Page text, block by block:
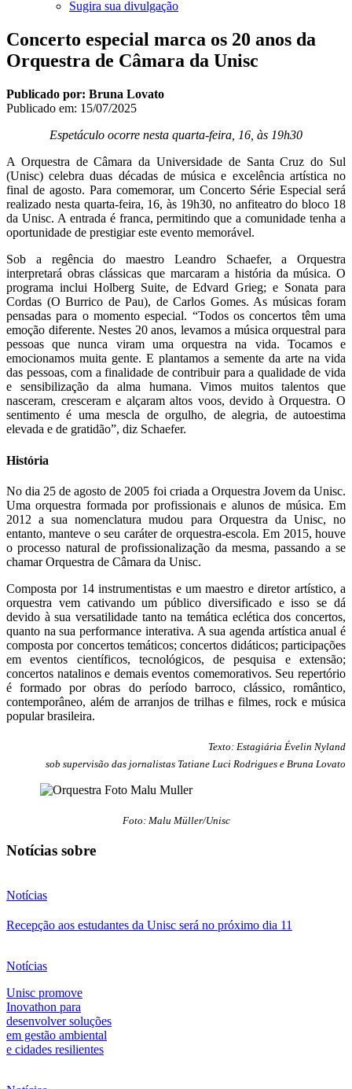
Sugira sua divulgação
Concerto especial marca os 20 anos da
Orquestra de Câmara da Unisc
Publicado por: Bruna Lovato
Publicado em: 15/07/2025
Espetáculo ocorre nesta quarta-feira, 16, às 19h30
A Orquestra de Câmara da Universidade de Santa Cruz do Sul
(Unisc) celebra duas décadas de música e excelência artística no
final de agosto. Para comemorar, um Concerto Série Especial será
realizado nesta quarta-feira, 16, às 19h30, no anfiteatro do bloco 18
da Unisc. A entrada é franca, permitindo que a comunidade tenha a
oportunidade de prestigiar este evento memorável.
Sob a regência do maestro Leandro Schaefer, a Orquestra
interpretará obras clássicas que marcaram a história da música. O
programa inclui Holberg Suite, de Edvard Grieg; e Sonata para
Cordas (O Burrico de Pau), de Carlos Gomes. As músicas foram
pensadas para o momento especial. “Todos os concertos têm uma
emoção diferente. Nestes 20 anos, levamos a música orquestral para
pessoas que nunca viram uma orquestra na vida. Tocamos e
emocionamos muita gente. E plantamos a semente da arte na vida
das pessoas, com a finalidade de contribuir para a qualidade de vida
e sensibilização da alma humana. Vimos muitos talentos que
nasceram, cresceram e alçaram altos voos, devido à Orquestra. O
sentimento é uma mescla de orgulho, de alegria, de autoestima
elevada e de gratidão”, diz Schaefer.
História
No dia 25 de agosto de 2005 foi criada a Orquestra Jovem da Unisc.
Uma orquestra formada por profissionais e alunos de música. Em
2012 a sua nomenclatura mudou para Orquestra da Unisc, no
entanto, manteve o seu caráter de orquestra-escola. Em 2015, houve
o processo natural de profissionalização da mesma, passando a se
chamar Orquestra de Câmara da Unisc.
Composta por 14 instrumentistas e um maestro e diretor artístico, a
orquestra vem cativando um público diversificado e isso se dá
devido à sua versatilidade tanto na temática eclética dos concertos,
quanto na sua performance interativa. A sua agenda artística anual é
composta por concertos temáticos; concertos didáticos; participações
em eventos científicos, tecnológicos, de pesquisa e extensão;
concertos natalinos e demais eventos comemorativos. Seu repertório
é formado por obras do período barroco, clássico, romântico,
contemporâneo, além de arranjos de trilhas e filmes, rock e música
popular brasileira.
Texto: Estagiária Évelin Nyland
sob supervisão das jornalistas Tatiane Luci Rodrigues e Bruna Lovato
Foto: Malu Müller/Unisc
Notícias sobre
Notícias
Recepção aos estudantes da Unisc será no próximo dia 11
Notícias
Unisc promove
Inovathon para
desenvolver soluções
em gestão ambiental
e cidades resilientes